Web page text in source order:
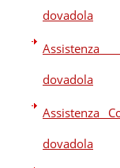
dovadola
Assistenza
dovadola
Assistenza
dovadola